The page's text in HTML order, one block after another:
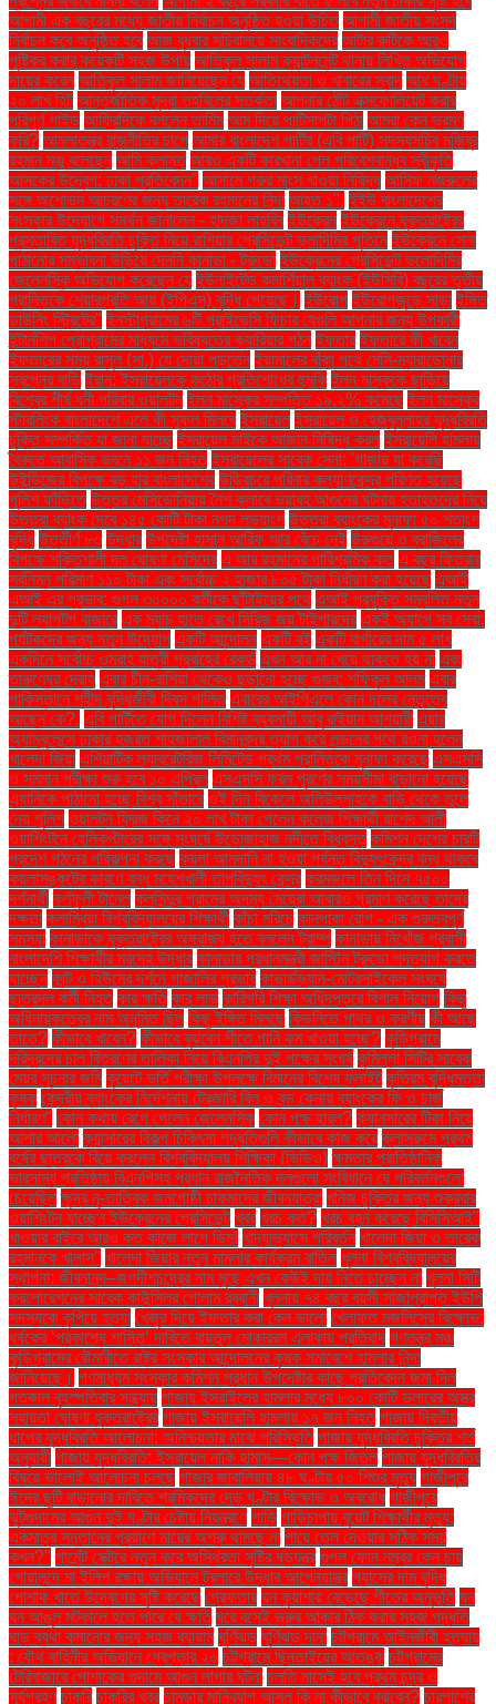
আগামী এক বছরের মধ্যে জাতীয় নির্বাচন অনুষ্ঠিত হওয়া উচিত আগামী জাতীয় সংসদ
নির্বাচন কবে অনুষ্ঠিত হবে আজ বুধবার সচিবালয়ে সাংবাদিকদের আটার রুটিকে আরও
পুষ্টিকর করার কয়েকটি সহজ উপায় আতিকুল সালাম ক্যান্টনমেন্ট থানায় লিখিত অভিযোগ
দায়ের করেন আতিকুল সালাম জানিয়েছেন যে আতিথেয়তা ও খাবারের স্বাদ আধ ঘণ্টায়
২০ লাখ হিট আন্তর্জাতিক মুদ্রা তহবিলের সতর্কতা আপনার ঠোঁট এক্সফোলিয়েট করার
পরিপূর্ণ গাইড আফ্রিদিকে বললেন তামিম আম দিয়ে পাটিসাপটা পিঠা আমরা কেন ভ্রমণ
করি? আমলাতন্ত্র রাজনীতির চাপে আমার বাংলাদেশ পার্টির (এবি পার্টি) সদস্যসচিব মজিবুর
রহমান মঞ্জু বলেছেন আমি ক্লান্ত আরও একটি কারখানা পেল পরিবেশবান্ধব স্বীকৃতি
আসকের উদ্বেগ: ঢাকা প্রতিবেদন" আসামে গরুর মাংস খাওয়া নিষিদ্ধ আসিফ নজরুলের
সঙ্গে অশোভন আচরণের জন্য তারেক রহমানের নিন্দা আহত ১". ইইউ বাংলাদেশের
সংস্কার উদ্যোগে সমর্থন জানালেন - হাদজা লাহবিব ইউক্রেন ইউক্রেনে যুক্তরাষ্ট্রের
প্রস্তাবিত যুদ্ধবিরতি চুক্তি নিয়ে রাশিয়ার প্রেসিডেন্ট ভ্লাদিমির পুতিনে ইউক্রেনে সেনা
পাঠানোর সম্ভাবনা উড়িয়ে দেননি কানাডা - ট্রুডো ইউক্রেনের প্রেসিডেন্ট ভলোদিমির
জেলেনস্কি অভিযোগ করেছেন যে ইউনাইটেড কমার্শিয়াল ব্যাংক (ইউসিবি) বছরের তৃতীয়
প্রান্তিকে শেয়ারপ্রতি আয় (ইপিএস) বৃদ্ধি পেয়েছে। ইউরোপ ইউরোপজুড়ে সাড়া ইঙ্গিত
ডাউনিং স্ট্রিটের" ইনস্টাগ্রামের ৬টি প্রাইভেসি ফিচার যেগুলি আপনার জন্য উপকারী
ইন্টার্নশিপ প্রোগ্রামের মাধ্যমে ভবিষ্যতের ক্যারিয়ার গঠন ইফতার ইফতারে কী খাবেন
ইফতারের সময় রাসুল (সা.) যে দোয়া পড়তেন ইয়ামালের বাঁকা পথে মেসি-ম্যারাডোনার
স্বপ্নের বাড়ি ইরান: ইসরায়েলকে কঠোর প্রতিশোধের হুমকি ইলন মাস্ককে ছাড়িয়ে
বিশ্বের শীর্ষ ধনী পরিবার ওয়ালটন ইলন মাস্কের সম্পত্তি ১৯.২% কমেছে ইলন মাস্কের
স্টারলিংক বাংলাদেশে এলে কী সুফল মিলবে ইসরায়েল ইসরায়েল ও হেজবুল্লাহর যুদ্ধবিরতি
চুক্তি সম্পর্কিত যা জানা যাচ্ছে ইসরায়েল মাইকে আজান নিষিদ্ধ করল ইসরায়েলি হামলায়
বৈরুতে আবাসিক ভবনে ১১ জন নিহত ইসরায়েলের সাবেক সেনা: 'গাজায় যা করেছি
উইন্ডিজের বিপক্ষে বড় হার বাংলাদেশের উড়িরচরে পরিবার কল্যাণকেন্দ্র পরিণত হয়েছে
পুলিশ ফাঁড়িতে উত্তর মেসিডোনিয়ায় নৈশ ক্লাবে ভয়াবহ আগুনের ঘটনায় হতাহতদের নিয়ে
উত্তরা ব্যাংক দেবে ১৪৫ কোটি টাকা নগদ লভ্যাংশ উত্তরা ব্যাংকের মুনাফা ৫০ শতাংশ
বৃদ্ধি উত্তীর্ণ ৮৩ উদ্ধার উপদেষ্টা হাসান আরিফ আর বেঁচে নেই উরুগুয়ে ও ব্রাজিলের
বিপক্ষে শক্তিশালী দল ঘোষণা মেসিদের এ আর রহমানের পারিশ্রমিক কত এ বছর ফিতরার
সর্বনিম্ন পরিমাণ ১১০ টাকা এবং সর্বোচ্চ ২ হাজার ৮০৫ টাকা নির্ধারণ করা হয়েছে এআই
এআই এর প্রভাব: গুগল ৩০০০০ কর্মীকে ছাঁটাইয়ের পথে এআই প্রযুক্তি সম্বলিত নতুন
দুটি ল্যাপটপ বাজারে এক ম্যাচ হাতে রেখে সিরিজ জয় টাইগারদের একই অ্যাপে সব সেবা:
পর্যটকদের জন্য নতুন উদ্যোগ একটি আন্দোলন একটি বই একটি বার্গারের দাম ৫ লাখ
একদিনে সর্বোচ্চ ওমরাহ যাত্রী প্রবাহের রেকর্ড এখন আর না খেয়ে থাকতে হয় না এবং
তারুণ্যের দ্রোহ এবার চীন-রাশিয়া থেকেও ছড়ানো হচ্ছে গুজব: শফিকুল আলম এবার
পাকিস্তানে শহীদ বুদ্ধিজীবী দিবস পালিত এবারের আইপিএলে কোন দলের নেতৃত্বে
আছেন কে?. এবি পার্টিতে যোগ দিলেন বিশিষ্ট ব্যবসায়ী আবু রাইয়ান আশয়ারী এয়ার
অ্যাম্বুলেন্সে ঢাকার হজরত শাহজালাল বিমানবন্দর ত্যাগ করে লন্ডনের পথে রওনা হলেন
খালেদা জিয়া এশিয়াটিক ল্যাবরেটরিজ লিমিটেড প্রথম প্রান্তিকে মুনাফা করেছে এসএসসি
ও সমমান পরীক্ষা শুরু হবে ১০ এপ্রিল এসএসসি ফরম পূরণের সময়সীমা বাড়ানো হয়েছে
এ্যানিকে পাঠানো হচ্ছে বিশ্ব সাঁতারে ওই দিন বিকেলে অলিউল্লাহকে বাড়ি থেকে তুলে
নেয় পুলিশ ওয়ালটন ফ্রিজ কিনে ২০ লাখ টাকা পেলেন কলেজ শিক্ষার্থী রাশেদ আলী
ওয়াশিংটনে হেলিকপ্টারের সঙ্গে সংঘর্ষে উড়োজাহাজ নদীতে বিধ্বস্ত কমিশন দেশের চারটি
প্রদেশ গঠনের পরিকল্পনা করছে কয়লা আমদানি না হওয়া পর্যন্ত বিদ্যুৎকেন্দ্র বন্ধ থাকবে
কয়লাসঙ্কটের কারণে বন্ধ মহেশখালী তাপবিদ্যুৎ কেন্দ্র করমজলে তিন দিনে ৭৫০০
দর্শনার্থী কর্ণফুলী টানেল কলসিন্দুর গ্রামের অদম্য মেয়েরা আবারও প্রমাণ করেছে তাদের
দক্ষতা কলাম্বিয়া বিশ্ববিদ্যালয়ের শিক্ষার্থী কাঁচা মরিচে কানপাকা রোগ - এক গুরুত্বপুর্ণ
সমস্যা কানাডাকে যুক্তরাষ্ট্রের অঙ্গরাজ্য হতে বললেন ট্রাম্প কানাডায় নিখোঁজ প্রবাসী
বাংলাদেশি শিক্ষার্থীর মরদেহ উদ্ধার কানাডার প্রধানমন্ত্রী জাস্টিন ট্রুডো পদত্যাগ করতে
যাচ্ছেন কান্ট ও হিউমের দর্শনে গাজালির প্রভাব কাভার্ডভ্যান-মোটরসাইকেল সংঘর্ষে
ছাত্রদল কর্মী নিহত কার ক্ষতি কার লাভ কারিগরি শিক্ষা অধিদপ্তরে বিশাল নিয়োগ কিছু
অধিনায়কত্বের নাম অনুমিত ছিল কিছু ইঙ্গিত মিলছে কিডনিতে পাথর ও করণীয় কী আছে
তাতে? কীভাবে খাবেন? কীভাবে বুঝবেন শীতে পানি কম খাওয়া হচ্ছে? কুড়িগ্রামে
দরিদ্রদের চাল বিতরণের তালিকা নিয়ে বিএনপির দুই পক্ষের সংঘর্ষ কুমিল্লা সিটির সাবেক
মেয়র সূচনার জমি কুয়েটে ভর্তি পরীক্ষা উপলক্ষে বিমানের বিশেষ ফ্লাইট কৃত্রিম বুদ্ধিমত্তা
কৃষক কেন্দ্রীয় ব্যাংকের নির্দেশনায় ট্রেজারি বিল ও বন্ড কেনায় ব্যাংকের ফি ও চার্জ
নির্ধারণ" কোন কথায় রেগে গেলেন জেলেনস্কি কোন পক্ষ হারল? ক্যানসারের টিকা নিয়ে
আশার আলো ক্যান্সারের বিকল্প চিকিৎসা পদ্ধতিগুলি কীভাবে কাজ করে ক্লাসরুমে প্রথম
বর্ষের ছাত্রকে বিয়ে করলেন বিশ্ববিদ্যালয় শিক্ষিকা (ভিডিও) ক্ষমতার প্রাতিষ্ঠানিক
ভারসাম্য প্রতিষ্ঠায় বিএনপিসহ প্রধান রাজনৈতিক দলগুলো সংবিধানে যে পরিবর্তনগুলো
চেয়েছিল ক্ষুদ্র নৃ-তাত্বিক জনগোষ্ঠী চাকমাদের জীবনযাত্রা খনিজ চুক্তির জন্য শুক্রবার
ওয়াশিংটন যাচ্ছেন ইউক্রেনের প্রেসিডেন্ট খবর খরচ কত? খরচ বহন করেছে বিসিসিআই"
খাওয়ার বাইরে আরও কত কাজে লাগে ডিম! খাদ্যাভ্যাসে পরিবর্তন খালেদা জিয়া ও তারেক
রহমানকে খালাস'' খালেদা জিয়ার নতুন মামলার কার্যক্রম বাতিল খুলনা বিশ্ববিদ্যালয়ের
স্থাপনা: জীবনানন্দ–জগদীশচন্দ্রের নাম মুছে এখন কেউই দায় নিতে চাচ্ছেন না খুলনা সিটি
করপোরেশনের সাবেক কাউন্সিলর গোলাম রব্বানী খুলনায় ৭৪ বছর বয়সী সাজাপ্রাপ্ত ইউপি
সদস্যকে কুপিয়ে হত্যা খেজুর দিয়ে ইফতার করা কেন ভালো খেলাফত মজলিসের বিক্ষোভ:
ধর্ষকের ‘প্রকাশ্যে শাস্তি’ দাবিতে বায়তুল মোকাররম এলাকায় প্রতিবাদ গণতন্ত্র মঞ্চ
কুড়িগ্রামের রৌমারীতে রাষ্ট্র সংস্কার আন্দোলনের কৃষক সমাবেশে হামলার নিন্দা
জানিয়েছে। গণমাধ্যম সংস্কার কমিশন প্রধান উপদেষ্টার কাছে প্রতিবেদন জমা দিল
গতকাল বৃহস্পতিবার সন্ধ্যায় গাজায় ইসরাইলের হামলার মধ্যে ৮০০ কোটি ডলারের অস্ত্র
সহায়তা ঘোষণা যুক্তরাষ্ট্রের গাজায় ইসরায়েলি হামলায় ১৭ জন নিহত গাজায় দ্বিতীয়
ধাপের যুদ্ধবিরতি আলোচনা: অনিশ্চয়তার মাঝে পরিস্থিতি গাজায় যুদ্ধবিরতি চুক্তির শর্ত
অনুযায়ী গাজায় যুদ্ধবিরতি: ইসরায়েল নাকি হামাস—কোন পক্ষ জিতল গাজায় যুদ্ধবিরতির
বিষয়ে ভালোই আলোচনা চলছে গাজার জাবালিয়ায় ৪৮ ঘণ্টায় ৫০ শিশুর মৃত্যু গাজীপুরে
ঈদের ছুটি বাড়ানোর দাবিতে শ্রমিকদের দেড় ঘণ্টার বিক্ষোভ ও অবরোধ গাজীপুরে
ঝুটগুদামের আগুন দুই ঘণ্টার চেষ্টায় নিয়ন্ত্রণে গাড়ি গাড়িচাপায় বুয়েট শিক্ষার্থীর মৃত্যু:
একমাত্র সন্তানের প্রয়াণে মায়ের অশ্রু থামছে না গায়ে তেল দেওয়ার সঠিক সময়
কখন?" গার্মেন্ট সেক্টরে নতুন করে অস্থিরতা সৃষ্টির ষড়যন্ত্র গুগল ফোন নম্বর কেন চায়
গোয়ালন্দে মা ইলিশ রক্ষায় অভিযানে ট্রলারে উদ্ধার আগ্নেয়াস্ত্র গ্যাসের দাম বৃদ্ধি
পোশাক খাতে উদ্বেগের সৃষ্টি করেছে গ্রেফতার ঘন কুয়াশায় বেড়েছে শীতের অনুভূতি ঘন
ঘন আঙুল মটকালে হতে পারে যে ক্ষতি ঘরে বসেই ভ্রুর আকার ঠিক করার সহজ পদ্ধতি
ঘাড় ব্যথা কমানোর জন্য সহজ ব্যায়াম ঘূর্ণিঝড় ঘূর্ণিঝড় দানা চট্টগ্রামে আইনজীবী হত্যায়
: যৌথ বাহিনীর অভিযানে গ্রেপ্তার ২০ চট্টগ্রামে ছিনতাইয়ের আতঙ্ক চট্টগ্রামের
টেরিবাজারে পোশাকের গুদামে আগুন লাগার ঘটনা চলতি মাসেই হবে প্রথম চন্দ্র ও
সূর্যগ্রহণ চাকরি চাকরির খবর চামড়ার মানিব্যাগ আসল কি না কীভাবে বুঝবেন? চারপাশের